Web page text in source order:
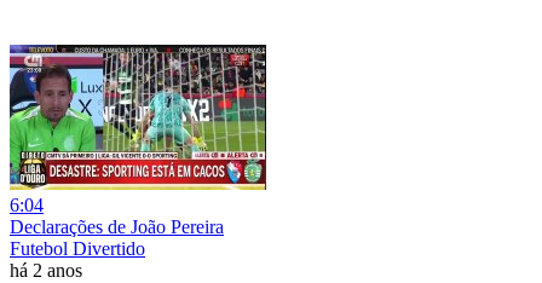
6:04
Declarações de João Pereira
Futebol Divertido
há 2 anos